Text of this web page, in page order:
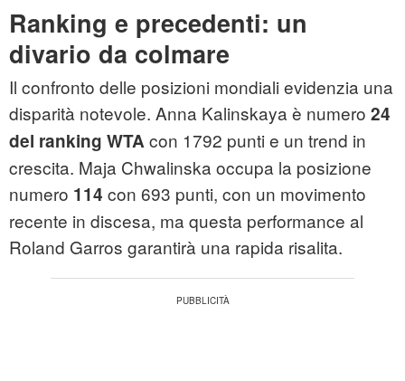
Ranking e precedenti: un
divario da colmare
Il confronto delle posizioni mondiali evidenzia una
disparità notevole. Anna Kalinskaya è numero 24
del ranking WTAcon 1792 punti e un trend in
crescita. Maja Chwalinska occupa la posizione
numero 114 con 693 punti, con un movimento
recente in discesa, ma questa performance al
Roland Garros garantirà una rapida risalita.